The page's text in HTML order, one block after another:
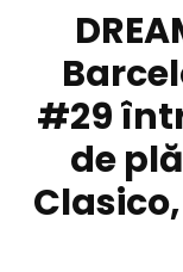
#29
de